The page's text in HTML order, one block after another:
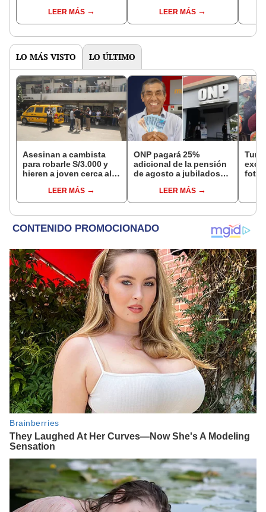
LEER MÁS
de mesa para este 4 de
octubre en el link oficial
LEER MÁS
LO MÁS VISTO LO ÚLTIMO
Asesinan a cambista
para robarle S/3.000 y
hieren a joven cerca al
CercadoLEER MÁS
ONP pagará 25%
adicional de la pensión
de agosto a jubilados
requisito: ¿cómo saber
si soy beneficiario?
LEER MÁS